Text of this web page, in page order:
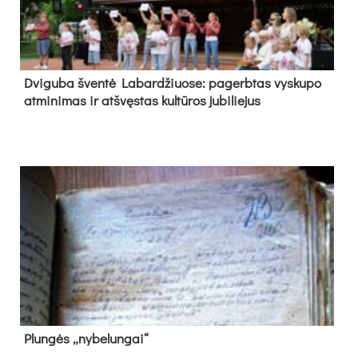
Dvi­gu­ba šven­tė La­bar­džiuo­se: pa­gerb­tas vys­ku­po
at­mi­ni­mas ir at­švęs­tas kul­tū­ros ju­bi­lie­jus
Plun­gės „ny­be­lun­gai“